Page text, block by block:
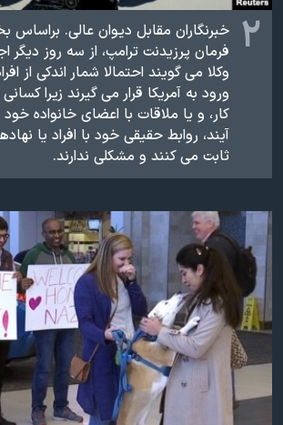
۲ خبرنگاران مقابل دیوان عالی.
فرمان پرزیدنت ترامپ، از سه روز دیگر
وکلا می گویند احتمالا شمار اندکی از
ورود به آمریکا قرار می گیرند زیرا
کار، و یا ملاقات با اعضای خانواده
آیند، روابط حقیقی خود با افراد یا
ثابت می کنند و مشکلی ندارند.